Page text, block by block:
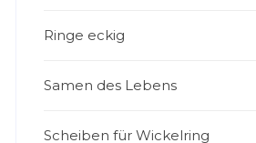
Ringe eckig
Samen des Lebens
Scheiben für Wickelring